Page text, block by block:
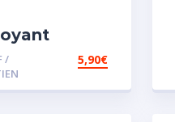
/
5,90€